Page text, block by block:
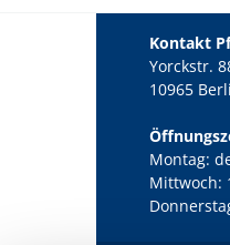
Kontakt
Yorckstr.
10965
Montag:
Mittwoch: